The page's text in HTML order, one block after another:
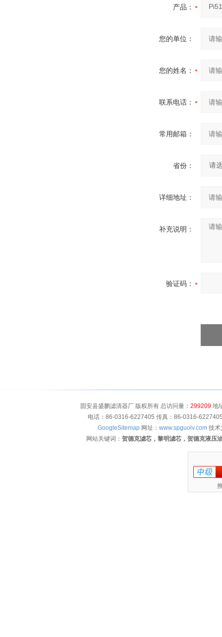
产品：
您的单位：
您的姓名：
联系电话：
常用邮箱：
省份：
详细地址：
补充说明：
验证码：
固安县盛鹏滤清器厂 版权所有 总访问量： 299209地
电话：86-0316-6227405 传真：86-0316-
GoogleSitemap 网址： www.spguolv.com 技术
网站关键词： 贺德克滤芯，黎明滤芯，贺德克液压